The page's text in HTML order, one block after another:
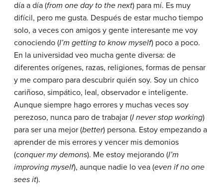
día a día (from one day to the next) para mí. Es muy
difícil, pero me gusta. Después de estar mucho tiempo
solo, a veces con amigos y gente interesante me voy
conociendo (I’m getting to know myself) poco a poco.
En la universidad veo mucha gente diversa: de
diferentes orígenes, razas, religiones, formas de pensar
y me comparo para descubrir quién soy. Soy un chico
cariñoso, simpático, leal, observador e inteligente.
Aunque siempre hago errores y muchas veces soy
perezoso, nunca paro de trabajar (I never stop working)
para ser una mejor (better) persona. Estoy empezando a
aprender de mis errores y vencer mis demonios
(conquer my demons). Me estoy mejorando (I’m
improving myself), aunque nadie lo vea (even if no one
sees it).